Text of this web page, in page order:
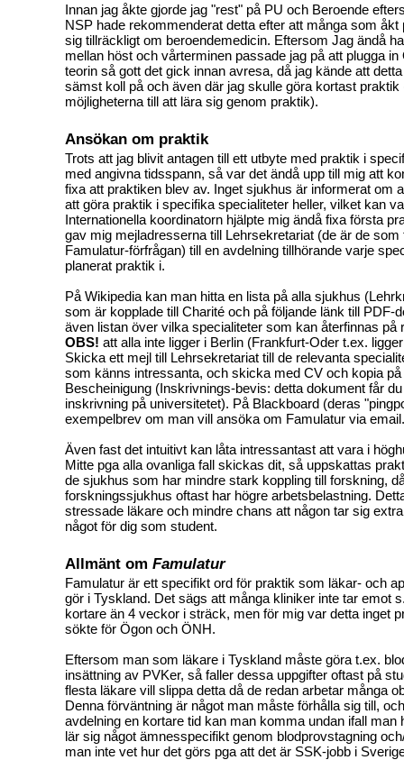
Innan jag åkte gjorde jag "rest" på PU och Beroende
NSP hade rekommenderat detta efter att många som åkt
sig tillräckligt om beroendemedicin. Eftersom Jag ändå
mellan höst och vårterminen passade jag på att plugga
teorin så gott det gick innan avresa, då jag kände att
sämst koll på och även där jag skulle göra kortast
möjligheterna till att lära sig genom praktik).
Ansökan om praktik
Trots att jag blivit antagen till ett utbyte med praktik i
med angivna tidsspann, så var det ändå upp till mig att
fixa att praktiken blev av. Inget sjukhus är informerat om
att göra praktik i specifika specialiteter heller, vilket kan
Internationella koordinatorn hjälpte mig ändå fixa första
gav mig mejladresserna till Lehrsekretariat (de är de som
Famulatur-förfrågan) till en avdelning tillhörande varje
planerat praktik i.
På Wikipedia kan man hitta en lista på alla sjukhus
som är kopplade till Charité och på följande länk till PDF-
även listan över vilka specialiteter som kan återfinnas
OBS! att alla inte ligger i Berlin (Frankfurt-Oder t.ex.
Skicka ett mejl till Lehrsekretariat till de relevanta
som känns intressanta, och skicka med CV och kopia
Bescheinigung (Inskrivnings-bevis: detta dokument får
inskrivning på universitetet). På Blackboard (deras
exempelbrev om man vill ansöka om Famulatur via email.
Även fast det intuitivt kan låta intressantast att vara i
Mitte pga alla ovanliga fall skickas dit, så uppskattas
de sjukhus som har mindre stark koppling till forskning,
forskningssjukhus oftast har högre arbetsbelastning.
stressade läkare och mindre chans att någon tar sig
något för dig som student.
Allmänt om Famulatur
Famulatur är ett specifikt ord för praktik som läkar- och
gör i Tyskland. Det sägs att många kliniker inte tar emot
kortare än 4 veckor i sträck, men för mig var detta inget
sökte för Ögon och ÖNH.
Eftersom man som läkare i Tyskland måste göra t.ex.
insättning av PVKer, så faller dessa uppgifter oftast på
flesta läkare vill slippa detta då de redan arbetar många
Denna förväntning är något man måste förhålla sig till,
avdelning en kortare tid kan man komma undan ifall man
lär sig något ämnesspecifikt genom blodprovstagning
man inte vet hur det görs pga att det är SSK-jobb i